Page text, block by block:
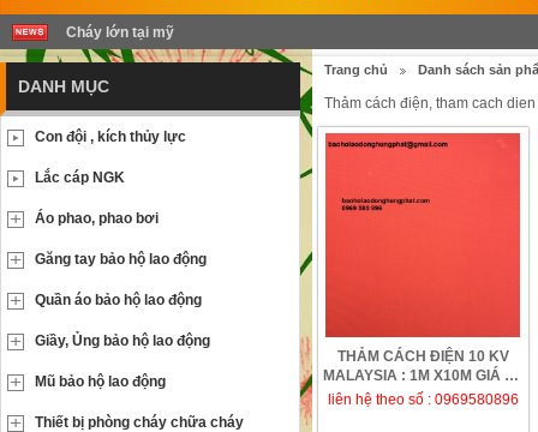
LIÊN HỆ
Cháy lớn tại mỹ
Trang chủ Danh sách sản
Thảm cách điện, tham cach dien
THẢM CÁCH ĐIỆN 10 KV
MALAYSIA : 1M X10M GIÁ RẺ
TẠI HƯNG THỊNH...
liên hệ theo số : 0969580896
DANH MỤC
Con đội , kích thủy lực
Lắc cáp NGK
Áo phao, phao bơi
Găng tay bảo hộ lao động
Quần áo bảo hộ lao động
Giầy, Ủng bảo hộ lao động
Mũ bảo hộ lao động
Thiết bị phòng cháy chữa cháy